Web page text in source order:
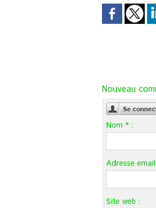
Nouveau
Nom * :
Adresse
Site web :